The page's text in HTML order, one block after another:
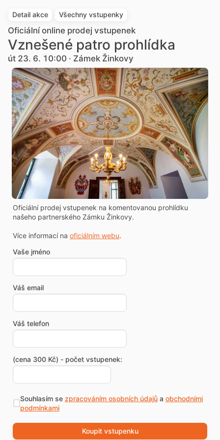
Detail akce Všechny vstupenky
Oficiální online prodej vstupenek
Vznešené patro prohlídka
út 23. 6. 10:00 · Zámek Žinkovy
Oficiální prodej vstupenek na komentovanou prohlídku
našeho partnerského Zámku Žinkovy.
Více informací na oficiálním webu.
Vaše jméno
Váš email
Váš telefon
(cena 300 Kč) - počet vstupenek:
Souhlasím se zpracováním osobních údajůa obchodními
podmínkami
Koupit vstupenku